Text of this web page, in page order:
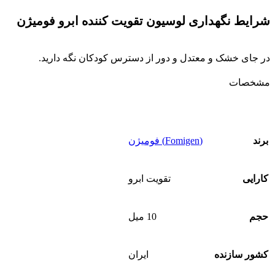
شرایط نگهداری لوسیون تقویت کننده ابرو فومیژن
در جای خشک و معتدل و دور از دسترس کودکان نگه دارید.
مشخصات
برند (Fomigen) فومیژن
کارایی تقویت ابرو
حجم 10 میل
کشور سازنده ایران